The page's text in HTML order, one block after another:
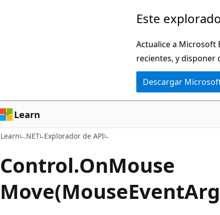
página
Este
Actualice a Microsoft
recientes, y disponer
Descargar
Learn
Learn .NET Explorador de API
Control.OnMouse